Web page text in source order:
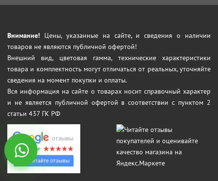
Внимание! Цены, указанные на сайте, и сведения о наличии
товаров не являются публичной офертой!
Внешний вид, цветовая гамма, технические характеристики
товара и комплектность могут отличаться от реальных, уточняйте
сведения на момент покупки и оплаты.
Вся информация на сайте о товарах носит справочный характер
и не является публичной офертой в соответствии с пунктом 2
статьи 437 ГК РФ